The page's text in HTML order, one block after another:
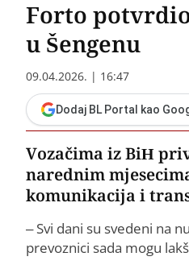
Forto
u Šengenu
09.04.2026. | 16:47
Dodaj BL Portal kao
Vozačima iz BiH
narednim
komunikacija i
– Svi dani su svedeni na
prevoznici sada mogu